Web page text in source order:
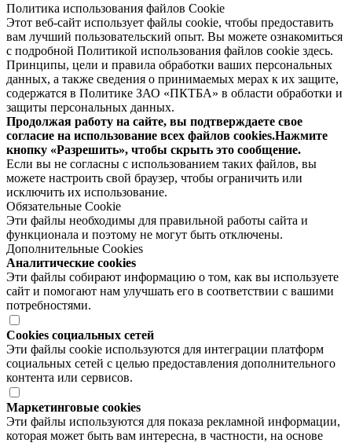
Политика использования файлов Cookie
Этот веб-сайт использует файлы cookie, чтобы предоставить
вам лучший пользовательский опыт. Вы можете ознакомиться
с подробной Политикой использования файлов cookie здесь.
Принципы, цели и правила обработки ваших персональных
данных, а также сведения о принимаемых мерах к их защите,
содержатся в Политике ЗАО «ПКТБА» в области обработки и
защиты персональных данных.
Продолжая работу на сайте, вы подтверждаете свое
согласие на использование всех файлов cookies.Нажмите
кнопку «Разрешить», чтобы скрыть это сообщение.
Если вы не согласны с использованием таких файлов, вы
можете настроить свой браузер, чтобы ограничить или
исключить их использование.
Обязательные Cookie
Эти файлы необходимы для правильной работы сайта и
функционала и поэтому не могут быть отключены.
Дополнительные Cookies
Аналитические cookies
Эти файлы собирают информацию о том, как вы используете
сайт и помогают нам улучшать его в соответствии с вашими
потребностями.
Cookies социальных сетей
Эти файлы cookie используются для интеграции платформ
социальных сетей с целью предоставления дополнительного
контента или сервисов.
Маркетинговые cookies
Эти файлы используются для показа рекламной информации,
которая может быть вам интересна, в частности, на основе